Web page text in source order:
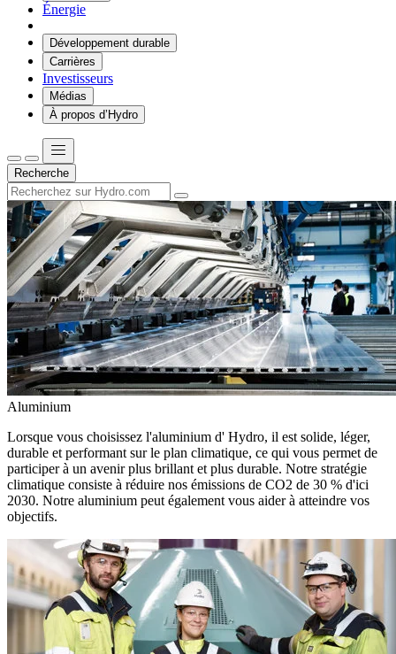
Énergie
Développement durable
Carrières
Investisseurs
Médias
À propos d’Hydro
Recherche
Aluminium
Lorsque vous choisissez l'aluminium d' Hydro, il est solide, léger,
durable et performant sur le plan climatique, ce qui vous permet de
participer à un avenir plus brillant et plus durable. Notre stratégie
climatique consiste à réduire nos émissions de CO2 de 30 % d'ici
2030. Notre aluminium peut également vous aider à atteindre vos
objectifs.